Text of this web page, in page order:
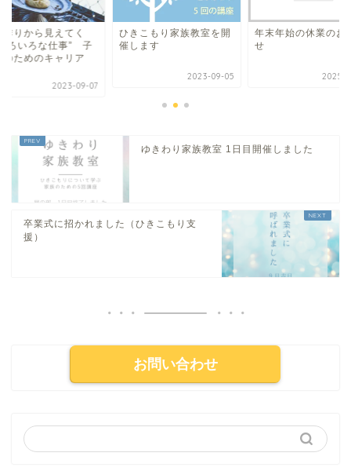
作りから見えてく
ろいろな仕事” 子
のためのキャリア
2023-09-07
ひきこもり家族教室を開
催します
2023-09-05
年末年始の休業のお
せ
2025-
ゆきわり家族教室 1日目開催しました
卒業式に招かれました（ひきこもり支
援）
お問い合わせ